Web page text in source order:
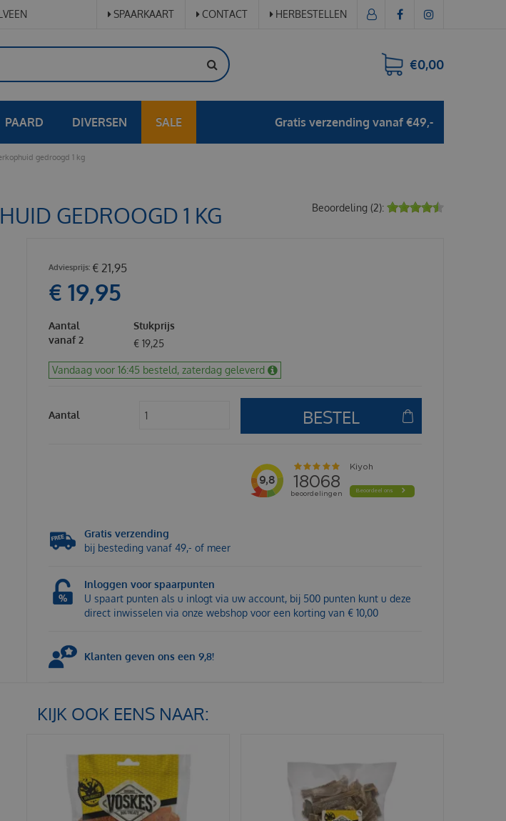
gedroogd 1 kg
SPAARKAART CONTACT HERBESTELLEN
€0,00
PAARD DIVERSEN SALE Gratis verzending vanaf €49,-
GEDROOGD 1 KG
€ 21,95
€ 19,95
Aantal
Stukprijs
vanaf 2
€ 19,25
Vandaag voor 16:45 besteld, zaterdag geleverd
Aantal
Gratis verzending
bij besteding vanaf 49,- of meer
Inloggen voor spaarpunten
U spaart punten als u inlogt via uw account, bij 500 punten kunt u deze
direct inwisselen via onze webshop voor een korting van € 10,00
Klanten geven ons een 9,8!
Beoordeling (2):
KIJK OOK EENS NAAR: